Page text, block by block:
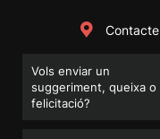
Contacte
Vols enviar un
suggeriment, queixa o
felicitació?